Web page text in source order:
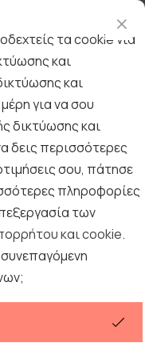
EllaDent
τα cookie για
και
και
για να σου
δικτύωσης και
δεις περισσότερες
σου, πάτησε
πληροφορίες
των
και cookie.